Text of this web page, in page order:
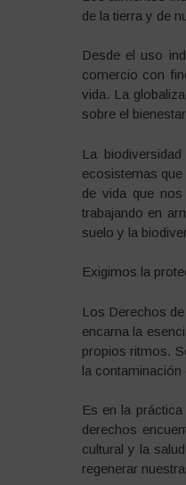
de la tierra y de
Desde el uso
comercio con
vida. La
sobre el
La
ecosistemas
de vida que
trabajando en
suelo y la
Exigimos la
Los Derechos
encarna la
propios ritmos.
la
Es en la
derechos
cultural y la
regenerar